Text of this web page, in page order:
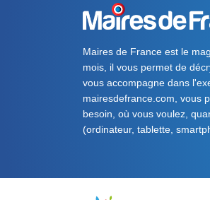
Maires de France est le
mois, il vous permet de
vous accompagne dans
mairesdefrance.com, vous
besoin, où vous voulez,
(ordinateur, tablette,